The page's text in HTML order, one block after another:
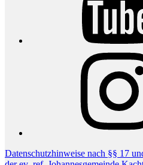
Datenschutzhinweise nach §§ 17